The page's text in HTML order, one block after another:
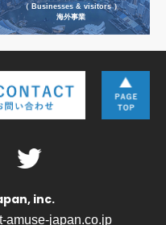
（ Businesses & visitors ）
海外事業
inc.
amuse-japan.co.jp